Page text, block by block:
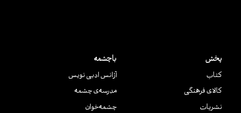
پخش
کتاب
کالای فرهنگی
نشریات
باچشمه
آژانس ادبی نویس
مدرسه‌ی چشمه
چشمه‌خوان